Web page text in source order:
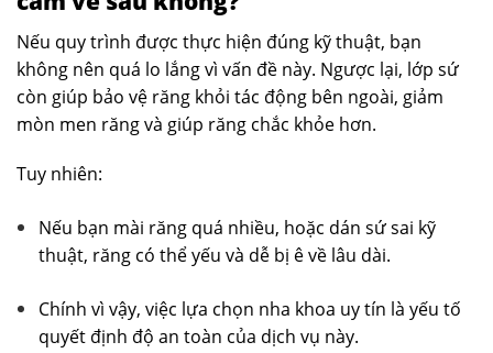
Nếu quy trình được thực hiện đúng kỹ thuật, bạn
không nên quá lo lắng vì vấn đề này. Ngược lại, lớp sứ
còn giúp bảo vệ răng khỏi tác động bên ngoài, giảm
mòn men răng và giúp răng chắc khỏe hơn.
Tuy nhiên:
Nếu bạn mài răng quá nhiều, hoặc dán sứ sai kỹ
thuật, răng có thể yếu và dễ bị ê về lâu dài.
Chính vì vậy, việc lựa chọn nha khoa uy tín là yếu tố
quyết định độ an toàn của dịch vụ này.